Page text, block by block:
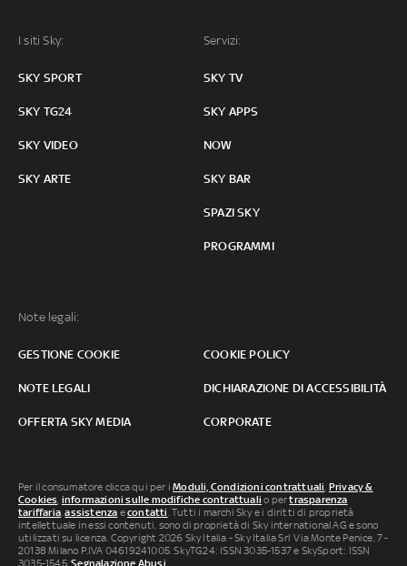
I siti Sky:
SKY SPORT
SKY TG24
SKY VIDEO
SKY ARTE
Servizi:
SKY TV
SKY APPS
NOW
SKY BAR
SPAZI SKY
PROGRAMMI
Note legali:
GESTIONE COOKIE COOKIE POLICY
NOTE LEGALI DICHIARAZIONE DI ACCESSIBILITÀ
OFFERTA SKY MEDIA CORPORATE
Per il consumatore clicca qui per iModuli, Condizioni contrattuali Privacy &
Cookies informazioni sulle modifiche contrattuali o pertrasparenza
tariffaria ,assistenza econtatti . Tutti i marchi Sky e i diritti di proprietà
intellettuale in essi contenuti, sono di proprietà di Sky international AG e sono
utilizzati su licenza. Copyright 2026 Sky Italia - Sky Italia Srl Via Monte Penice, 7 -
20138 Milano P.IVA 04619241005. SkyTG24: ISSN 3035-1537 e SkySport: ISSN
3035-1545.Segnalazione Abusi